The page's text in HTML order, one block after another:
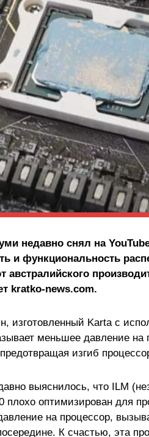
недавно снял на
и функциональность
австралийского
kratko-news.com.
изготовленный Karta с
меньшее давление на
изгиб
выяснилось, что ILM
плохо оптимизирован для
на процессор,
К счастью, эта